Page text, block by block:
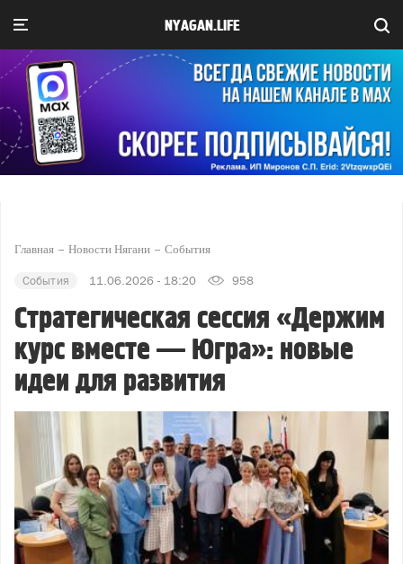
NYAGAN.LIFE
Главная Новости Нягани События
События 11.06.2026 - 18:20 958
Стратегическая сессия «Держим
курс вместе — Югра»: новые
идеи для развития